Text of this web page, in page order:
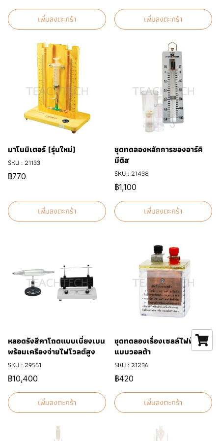
เพิ่มลงตะกร้า เพิ่มลงตะกร้า
มาโนมิเตอร์ (รุ่นใหม่)
SKU : 21133
฿770
เพิ่มลงตะกร้า
ชุดทดลองหลักการของอาร์คิ
มีดิส
SKU : 21438
฿1,100
เพิ่มลงตะกร้า
หลอดรังสีคาโถดแบบเบี่ยงเบน
พร้อมเครืองจ่ายไฟโวลต์สูง
SKU : 29551
฿10,400
เพิ่มลงตะกร้า
ชุดทดลองเรื่องเซลล์ไฟฟ้าเคมี
แบบวอลต้า
SKU : 21236
฿420
เพิ่มลงตะกร้า